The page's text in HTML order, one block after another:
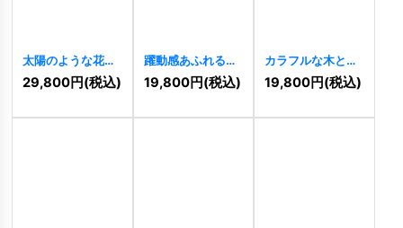
太陽のような花が
ほほえむ、元気い
っぱいのキャラク
29,800円(税込)
躍動感あふれる曲
線が描く「S」の
ロゴ 11452]
19,800円(税込)
カラフルな木と風
船の楽しげなロゴ
11449 ]
19,800円(税込)